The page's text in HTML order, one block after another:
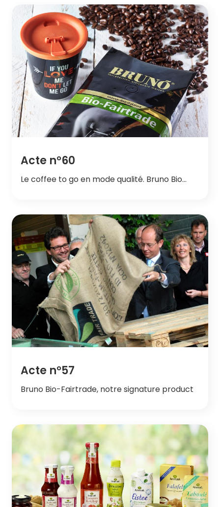
Acte n°60
Le coffee to go en mode qualité. Bruno Bio…
Acte n°57
Bruno Bio-Fairtrade, notre signature product